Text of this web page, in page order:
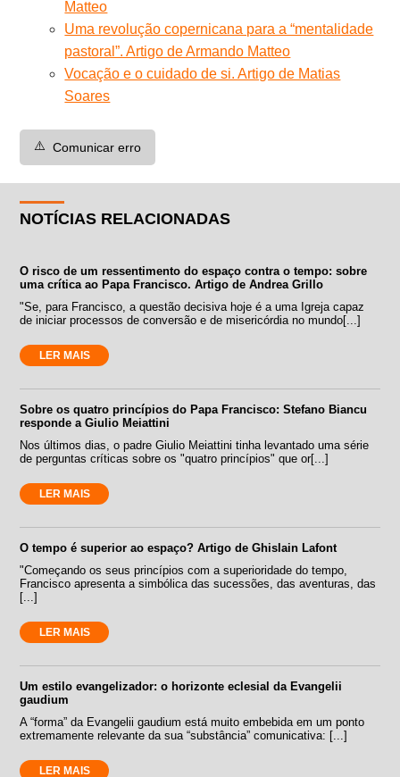
Matteo
Uma revolução copernicana para a “mentalidade
pastoral”. Artigo de Armando Matteo
Vocação e o cuidado de si. Artigo de Matias
Soares
⚠️ Comunicar erro
NOTÍCIAS RELACIONADAS
O risco de um ressentimento do espaço contra o tempo: sobre
uma crítica ao Papa Francisco. Artigo de Andrea Grillo
"Se, para Francisco, a questão decisiva hoje é a uma Igreja capaz
de iniciar processos de conversão e de misericórdia no mundo[...]
LER MAIS
Sobre os quatro princípios do Papa Francisco: Stefano Biancu
responde a Giulio Meiattini
Nos últimos dias, o padre Giulio Meiattini tinha levantado uma série
de perguntas críticas sobre os "quatro princípios" que or[...]
LER MAIS
O tempo é superior ao espaço? Artigo de Ghislain Lafont
"Começando os seus princípios com a superioridade do tempo,
Francisco apresenta a simbólica das sucessões, das aventuras, das
[...]
LER MAIS
Um estilo evangelizador: o horizonte eclesial da Evangelii
gaudium
A “forma” da Evangelii gaudium está muito embebida em um ponto
extremamente relevante da sua “substância” comunicativa: [...]
LER MAIS